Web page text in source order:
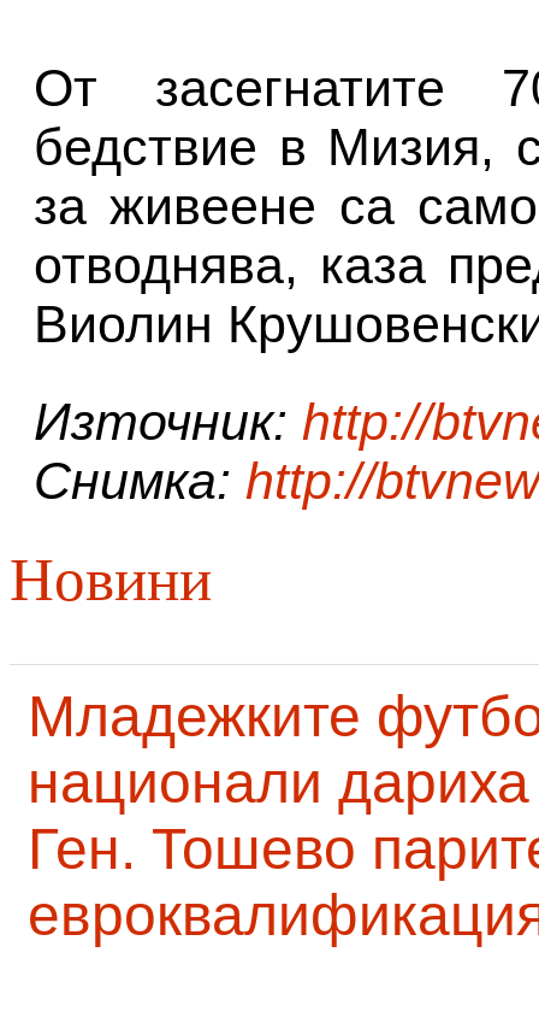
От засегнатите
бедствие в Мизия,
за живеене са
отводнява, каза
Виолин
Източник: http://
Снимка: http://
Новини
Младежките
национали
Ген. Тошево